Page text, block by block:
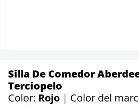
Silla De Comedor
Terciopelo
Color: Rojo | Color del